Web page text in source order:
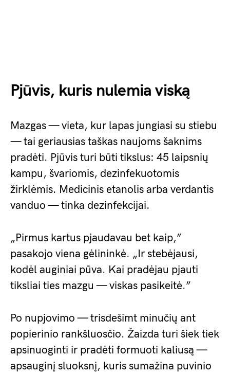
Pjūvis, kuris nulemia viską
Mazgas — vieta, kur lapas jungiasi su stiebu
— tai geriausias taškas naujoms šaknims
pradėti. Pjūvis turi būti tikslus: 45 laipsnių
kampu, švariomis, dezinfekuotomis
žirklėmis. Medicinis etanolis arba verdantis
vanduo — tinka dezinfekcijai.
„Pirmus kartus pjaudavau bet kaip,”
pasakojo viena gėlininkė. „Ir stebėjausi,
kodėl auginiai pūva. Kai pradėjau pjauti
tiksliai ties mazgu — viskas pasikeitė.”
Po nupjovimo — trisdešimt minučių ant
popierinio rankšluosčio. Žaizda turi šiek tiek
apsinuoginti ir pradėti formuoti kaliusą —
apsauginį sluoksnį, kuris sumažina puvinio